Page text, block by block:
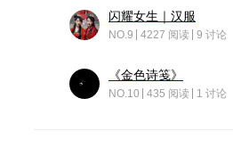
闪耀女生｜汉服
NO.9 4227 阅读 9 讨论
《金色诗笺》
NO.10 435 阅读 1 讨论